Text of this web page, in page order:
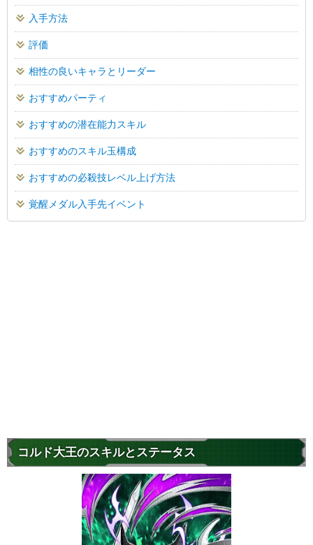
入手方法
評価
相性の良いキャラとリーダー
おすすめパーティ
おすすめの潜在能力スキル
おすすめのスキル玉構成
おすすめの必殺技レベル上げ方法
覚醒メダル入手先イベント
コルド大王のスキルとステータス